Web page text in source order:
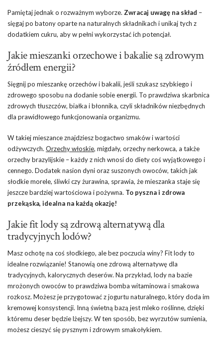
Pamiętaj jednak o rozważnym wyborze. Zwracaj uwagę na skład –
sięgaj po batony oparte na naturalnych składnikach i unikaj tych z
dodatkiem cukru, aby w pełni wykorzystać ich potencjał.
Jakie mieszanki orzechowe i bakalie są zdrowym
źródłem energii?
Sięgnij po mieszankę orzechów i bakalii, jeśli szukasz szybkiego i
zdrowego sposobu na dodanie sobie energii. To prawdziwa skarbnica
zdrowych tłuszczów, białka i błonnika, czyli składników niezbędnych
dla prawidłowego funkcjonowania organizmu.
W takiej mieszance znajdziesz bogactwo smaków i wartości
odżywczych. Orzechy włoskie, migdały, orzechy nerkowca, a także
orzechy brazylijskie – każdy z nich wnosi do diety coś wyjątkowego i
cennego. Dodatek nasion dyni oraz suszonych owoców, takich jak
słodkie morele, śliwki czy żurawina, sprawia, że mieszanka staje się
jeszcze bardziej wartościowa i pożywna. To pyszna i zdrowa
przekąska, idealna na każdą okazję!
Jakie fit lody są zdrową alternatywą dla
tradycyjnych lodów?
Masz ochotę na coś słodkiego, ale bez poczucia winy? Fit lody to
idealne rozwiązanie! Stanowią one zdrową alternatywę dla
tradycyjnych, kalorycznych deserów. Na przykład, lody na bazie
mrożonych owoców to prawdziwa bomba witaminowa i smakowa
rozkosz. Możesz je przygotować z jogurtu naturalnego, który doda im
kremowej konsystencji. Inną świetną bazą jest mleko roślinne, dzięki
któremu deser będzie lżejszy. W ten sposób, bez wyrzutów sumienia,
możesz cieszyć się pysznym i zdrowym smakołykiem.